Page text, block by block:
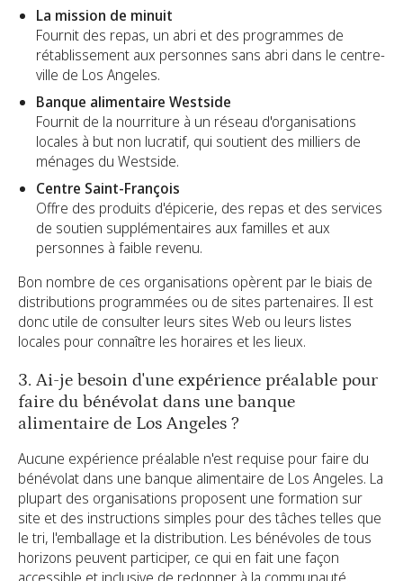
La mission de minuit
Fournit des repas, un abri et des programmes de
rétablissement aux personnes sans abri dans le centre-
ville de Los Angeles.
Banque alimentaire Westside
Fournit de la nourriture à un réseau d'organisations
locales à but non lucratif, qui soutient des milliers de
ménages du Westside.
Centre Saint-François
Offre des produits d'épicerie, des repas et des services
de soutien supplémentaires aux familles et aux
personnes à faible revenu.
Bon nombre de ces organisations opèrent par le biais de
distributions programmées ou de sites partenaires. Il est
donc utile de consulter leurs sites Web ou leurs listes
locales pour connaître les horaires et les lieux.
3. Ai-je besoin d'une expérience préalable pour
faire du bénévolat dans une banque
alimentaire de Los Angeles ?
Aucune expérience préalable n'est requise pour faire du
bénévolat dans une banque alimentaire de Los Angeles. La
plupart des organisations proposent une formation sur
site et des instructions simples pour des tâches telles que
le tri, l'emballage et la distribution. Les bénévoles de tous
horizons peuvent participer, ce qui en fait une façon